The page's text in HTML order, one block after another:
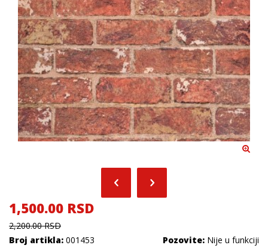
1,500.00 RSD
2,200.00 RSD
Broj artikla: 001453 Pozovite: Nije u funkciji